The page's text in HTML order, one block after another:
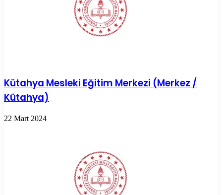
Kütahya Mesleki Eğitim Merkezi (Merkez /
Kütahya)
22 Mart 2024